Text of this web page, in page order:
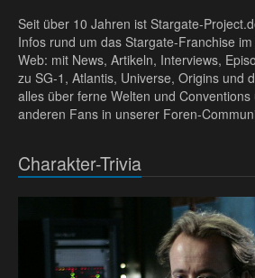
Seit über 10 Jahren ist Stargate-
Infos rund um das Stargate-Franchise
Web: mit News, Artikeln, Interviews,
zu SG-1, Atlantis, Universe, Origins und
alles über ferne Welten und
anderen Fans in unserer Foren-
Charakter-Trivia